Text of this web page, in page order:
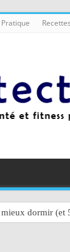
Recettes
dormir (et